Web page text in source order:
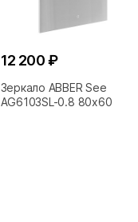
12 200 ₽
Зеркало ABBER See
AG6103SL-0.8 80x60